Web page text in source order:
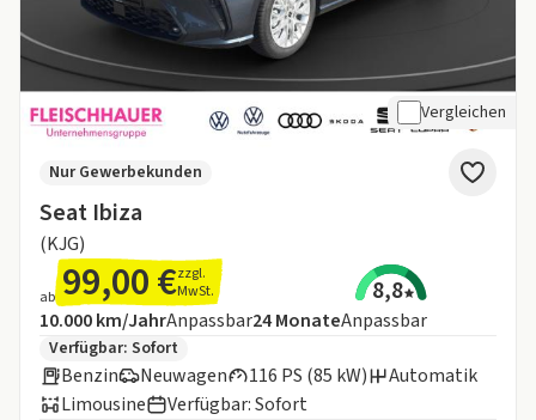
Vergleichen
Seat Ibiza
(KJG)
Nur Gewerbekunden
ab 99,00 €zzgl.
MwSt.
8,8
Angebotsdetails:
Inklusive Laufleistung
10.000 km/JahrAnpassbarLaufzeit
24MonateAnpassbar
Zusätzliche Fahrzeuginformationen:
Verfügbar: Sofort
Benzin Neuwagen 116 PS (85 kW)
Automatik
Limousine
Verfügbar: Sofort